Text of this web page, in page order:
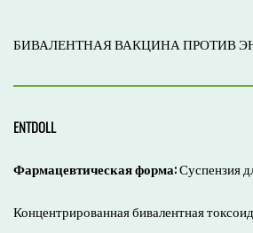
БИВАЛЕНТНАЯ ВАКЦИНА ПРОТИВ
ENTDOLL
Фармацевтическая форма:Суспензия
Концентрированная бивалентная